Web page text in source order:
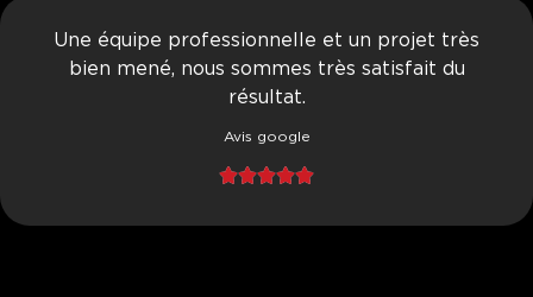
Une équipe professionnelle et un projet très
bien mené, nous sommes très satisfait du
résultat.
Avis google
